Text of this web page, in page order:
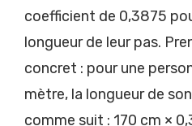
coefficient de 0,3875
longueur de leur pas.
concret : pour une
mètre, la longueur de
comme suit : 170 cm ×